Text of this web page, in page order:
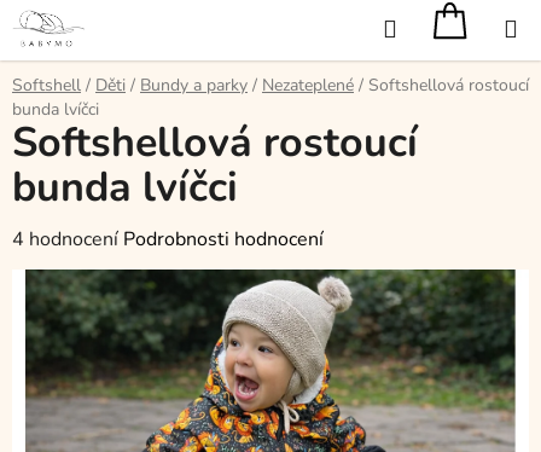
Přejít
obsah
Hledat
Softshell / Děti / Bundy a parky / Nezateplené / Softshellová rostoucí
bunda lvíčci
Softshellová rostoucí
bunda lvíčci
Průměrné
hodnocení
produktu
je
4 hodnocení Podrobnosti hodnocení